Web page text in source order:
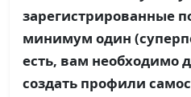
зарегистрированные
минимум один
есть, вам необходимо
создать профили